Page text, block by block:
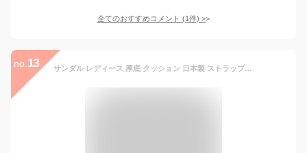
全てのおすすめコメント (1件) >
no. 13 サンダル レディース 厚底 クッション 日本製 ストラップ サンダル レディース つっかけ 厚底サンダル オフィスサンダル 黒 靴 歩きやすい おしゃれ コンフォート ヒール 美脚 ウェッジソール 夏 黒